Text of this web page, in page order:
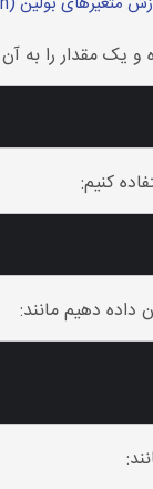
و یک مقدار را به
کنیم:
داده دهیم مانند: